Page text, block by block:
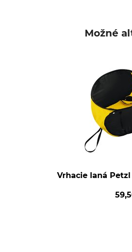
Možné
Vrhacie laná